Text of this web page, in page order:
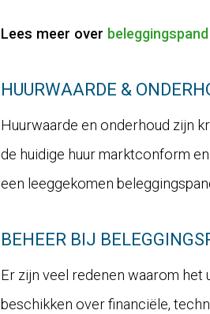
Lees meer over
HUURWAARDE &
Huurwaarde en onderhoud zijn
de huidige huur marktconform
een leeggekomen
BEHEER BIJ
Er zijn veel redenen waarom het
beschikken over financiële,